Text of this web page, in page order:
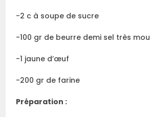
-2 c à soupe de sucre
-100 gr de beurre demi sel très mou
-1 jaune d’œuf
-200 gr de farine
Préparation :